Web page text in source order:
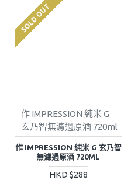
SOLD OUT
作 IMPRESSION 純米 G
玄乃智無濾過原酒 720ml
作 IMPRESSION 純米 G 玄乃智
無濾過原酒 720ML
HKD $288